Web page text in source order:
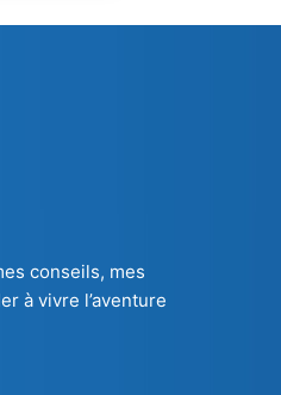
conseils, mes
à vivre l’aventure